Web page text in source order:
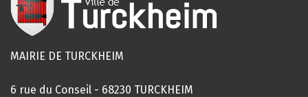
MAIRIE DE TURCKHEIM
6 rue du Conseil - 68230 TURCKHEIM